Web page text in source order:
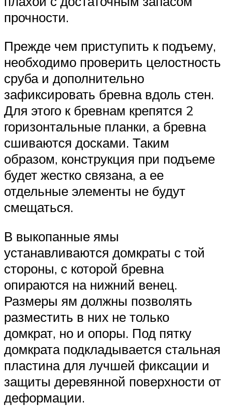
прочности.
Прежде чем приступить к подъему,
необходимо проверить целостность
сруба и дополнительно
зафиксировать бревна вдоль стен.
Для этого к бревнам крепятся 2
горизонтальные планки, а бревна
сшиваются досками. Таким
образом, конструкция при подъеме
будет жестко связана, а ее
отдельные элементы не будут
смещаться.
В выкопанные ямы
устанавливаются домкраты с той
стороны, с которой бревна
опираются на нижний венец.
Размеры ям должны позволять
разместить в них не только
домкрат, но и опоры. Под пятку
домкрата подкладывается стальная
пластина для лучшей фиксации и
защиты деревянной поверхности от
деформации.